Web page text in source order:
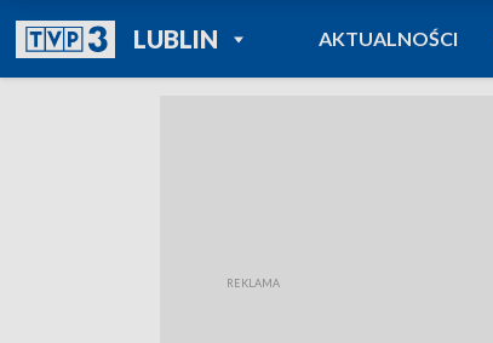
LUBLINPOWRÓT DO
TVP REGIONY
AKTUALNOŚCI